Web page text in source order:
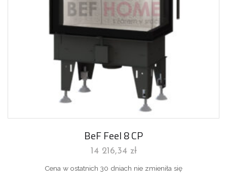
BeF Feel 8 CP
14 216,34 zł
Cena w ostatnich 30 dniach nie zmieniła się